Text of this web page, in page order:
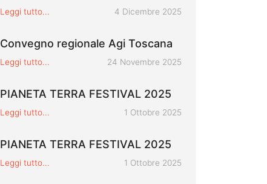
Leggi tutto... Pubblicato il
4 Dicembre 2025
Convegno regionale Agi Toscana
Leggi tutto... Pubblicato il
24 Novembre 2025
PIANETA TERRA FESTIVAL 2025
Leggi tutto... Pubblicato il
1 Ottobre 2025
PIANETA TERRA FESTIVAL 2025
Leggi tutto... Pubblicato il
1 Ottobre 2025